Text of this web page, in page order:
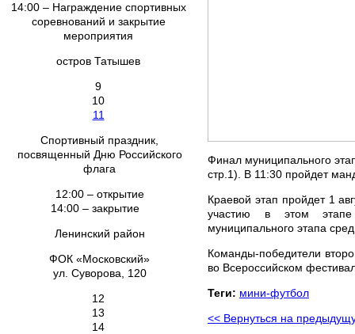
14:00 – Награждение спортивных
соревнований и закрытие
мероприятия
остров Татышев
9
10
11
Спортивный праздник,
посвященный Дню Российского
флага
12:00 – открытие
14:00 – закрытие
Ленинский район
ФОК «Московский»
ул. Суворова, 120
12
13
14
Финал муниципального
стр.1). В 11:30 пройдет
Краевой этап пройдет 1
участию в этом этапе
муниципального этапа
Команды-победители
во Всероссийском
Теги: мини-футбол
<< Вернуться на